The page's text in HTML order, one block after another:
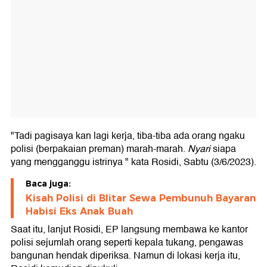
"Tadi pagisaya kan lagi kerja, tiba-tiba ada orang ngaku
polisi (berpakaian preman) marah-marah. Nyarisiapa
yang mengganggu istrinya " kata Rosidi, Sabtu (3/6/2023).
Baca juga:
Kisah Polisi di Blitar Sewa Pembunuh Bayaran
Habisi Eks Anak Buah
Saat itu, lanjut Rosidi, EP langsung membawa ke kantor
polisi sejumlah orang seperti kepala tukang, pengawas
bangunan hendak diperiksa. Namun di lokasi kerja itu,